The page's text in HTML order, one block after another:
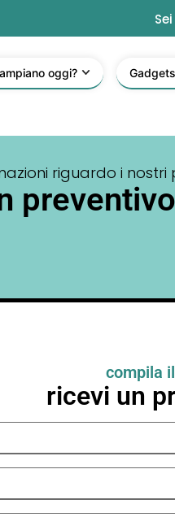
oggi?
riguardo i nostri
compila
ricevi un